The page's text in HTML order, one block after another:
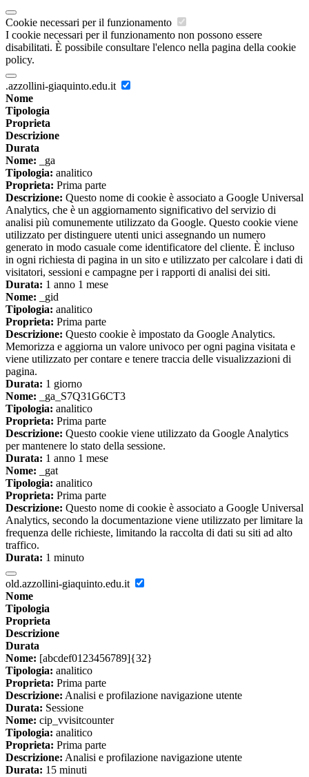
Cookie necessari per il funzionamento
I cookie necessari per il funzionamento non possono essere
disabilitati. È possibile consultare l'elenco nella pagina della cookie
policy.
.azzollini-giaquinto.edu.it
Nome
Tipologia
Proprieta
Descrizione
Durata
Nome: _ga
Tipologia: analitico
Proprieta: Prima parte
Descrizione: Questo nome di cookie è associato a Google Universal
Analytics, che è un aggiornamento significativo del servizio di
analisi più comunemente utilizzato da Google. Questo cookie viene
utilizzato per distinguere utenti unici assegnando un numero
generato in modo casuale come identificatore del cliente. È incluso
in ogni richiesta di pagina in un sito e utilizzato per calcolare i dati di
visitatori, sessioni e campagne per i rapporti di analisi dei siti.
Durata: 1 anno 1 mese
Nome: _gid
Tipologia: analitico
Proprieta: Prima parte
Descrizione: Questo cookie è impostato da Google Analytics.
Memorizza e aggiorna un valore univoco per ogni pagina visitata e
viene utilizzato per contare e tenere traccia delle visualizzazioni di
pagina.
Durata: 1 giorno
Nome: _ga_S7Q31G6CT3
Tipologia: analitico
Proprieta: Prima parte
Descrizione: Questo cookie viene utilizzato da Google Analytics
per mantenere lo stato della sessione.
Durata: 1 anno 1 mese
Nome: _gat
Tipologia: analitico
Proprieta: Prima parte
Descrizione: Questo nome di cookie è associato a Google Universal
Analytics, secondo la documentazione viene utilizzato per limitare la
frequenza delle richieste, limitando la raccolta di dati su siti ad alto
traffico.
Durata: 1 minuto
old.azzollini-giaquinto.edu.it
Nome
Tipologia
Proprieta
Descrizione
Durata
Nome: [abcdef0123456789]{32}
Tipologia: analitico
Proprieta: Prima parte
Descrizione: Analisi e profilazione navigazione utente
Durata: Sessione
Nome: cip_vvisitcounter
Tipologia: analitico
Proprieta: Prima parte
Descrizione: Analisi e profilazione navigazione utente
Durata: 15 minuti